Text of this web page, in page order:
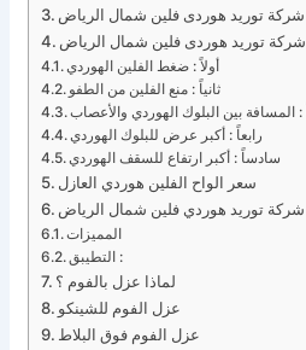
شركة توريد هوردى فلين شمال الرياض
شركة توريد هوردى فلين شمال الرياض
أولاً : ضغط الفلين الهوردي
ثانياً : منع الفلين من الطفو
سعر الواح الفلين هوردي العازل
شركة توريد هوردي فلين شمال الرياض
المميزات
التطيبق :
عزل الفوم للشينكو
عزل الفوم فوق البلاط